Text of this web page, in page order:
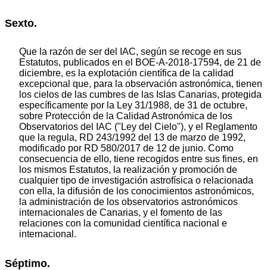
Sexto.
Que la razón de ser del IAC, según se recoge en sus
Estatutos, publicados en el BOE-A-2018-17594, de 21 de
diciembre, es la explotación científica de la calidad
excepcional que, para la observación astronómica, tienen
los cielos de las cumbres de las Islas Canarias, protegida
específicamente por la Ley 31/1988, de 31 de octubre,
sobre Protección de la Calidad Astronómica de los
Observatorios del IAC ("Ley del Cielo"), y el Reglamento
que la regula, RD 243/1992 del 13 de marzo de 1992,
modificado por RD 580/2017 de 12 de junio. Como
consecuencia de ello, tiene recogidos entre sus fines, en
los mismos Estatutos, la realización y promoción de
cualquier tipo de investigación astrofísica o relacionada
con ella, la difusión de los conocimientos astronómicos,
la administración de los observatorios astronómicos
internacionales de Canarias, y el fomento de las
relaciones con la comunidad científica nacional e
internacional.
Séptimo.